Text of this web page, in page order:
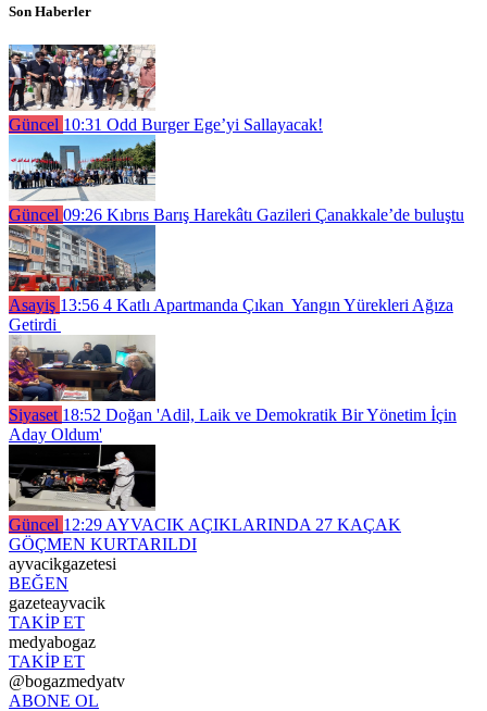
Son Haberler
Güncel 10:31 Odd Burger Ege’yi Sallayacak!
Güncel 09:26 Kıbrıs Barış Harekâtı Gazileri Çanakkale’de buluştu
Asayiş 13:56 4 Katlı Apartmanda Çıkan Yangın Yürekleri Ağıza
Getirdi
Siyaset 18:52 Doğan 'Adil, Laik ve Demokratik Bir Yönetim İçin
Aday Oldum'
Güncel 12:29 AYVACIK AÇIKLARINDA 27 KAÇAK
GÖÇMEN KURTARILDI
ayvacikgazetesi
BEĞEN
gazeteayvacik
TAKİP ET
medyabogaz
TAKİP ET
@bogazmedyatv
ABONE OL